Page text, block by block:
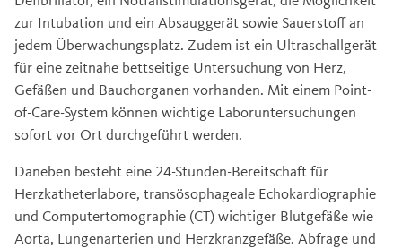
zur Intubation und ein Absauggerät sowie Sauerstoff an
jedem Überwachungsplatz. Zudem ist ein Ultraschallgerät
für eine zeitnahe bettseitige Untersuchung von Herz,
Gefäßen und Bauchorganen vorhanden. Mit einem Point-
of-Care-System können wichtige Laboruntersuchungen
sofort vor Ort durchgeführt werden.
Daneben besteht eine 24-Stunden-Bereitschaft für
Herzkatheterlabore, transösophageale Echokardiographie
und Computertomographie (CT) wichtiger Blutgefäße wie
Aorta, Lungenarterien und Herzkranzgefäße. Abfrage und